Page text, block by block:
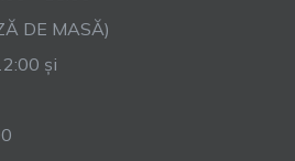
DE MASĂ)
și